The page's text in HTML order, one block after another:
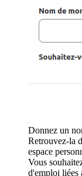
Donnez un
Retrouvez-la
espace
Vous
d'emploi liées